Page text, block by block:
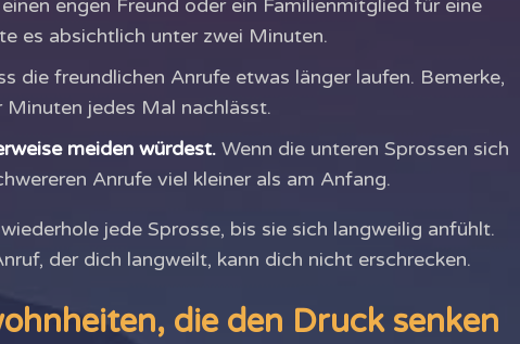
engen Freund oder ein Familienmitglied für eine
es absichtlich unter zwei Minuten.
die freundlichen Anrufe etwas länger laufen. Bemerke,
Minuten jedes Mal nachlässt.
meiden würdest. Wenn die unteren Sprossen sich
Anrufe viel kleiner als am Anfang.
jede Sprosse, bis sie sich langweilig anfühlt.
der dich langweilt, kann dich nicht erschrecken.
die den Druck senken